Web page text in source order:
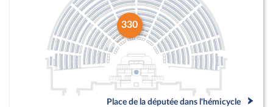
330
Place de la députée dans l'hémicycle